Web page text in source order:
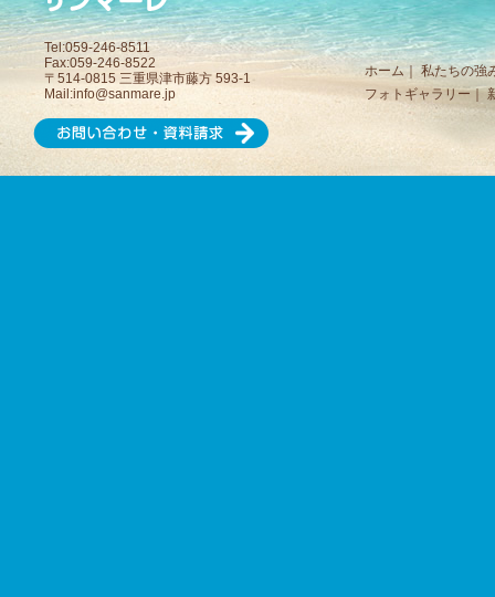
Tel:059-246-8511
Fax:059-246-8522
〒514-0815 三重県津市藤方 593-1
Mail:info@sanmare.jp
ホーム
私たちの強
フォトギャラリー｜